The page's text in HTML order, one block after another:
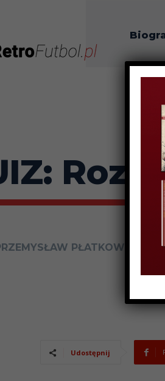
O nas
PŁATKOWSKI
Udostępnij